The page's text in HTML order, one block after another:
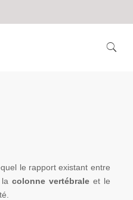
le rapport existant entre
lacolonne vertébrale et le